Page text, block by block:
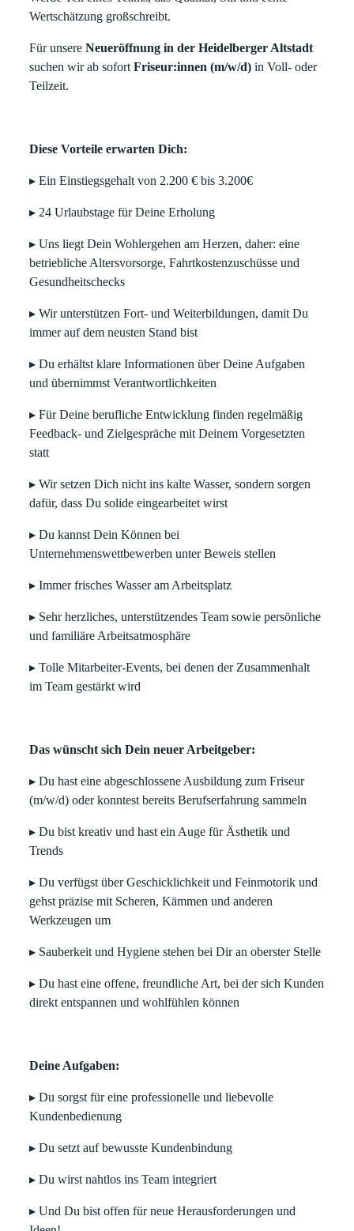
Wertschätzung großschreibt.
Für unsereNeueröffnung in der Heidelberger Altstadt
suchen wir ab sofortFriseur:innen (m/w/d) in Voll- oder
Teilzeit.
Diese Vorteile erwarten Dich:
▸ Ein Einstiegsgehalt von 2.200 € bis 3.200€
▸ 24 Urlaubstage für Deine Erholung
▸ Uns liegt Dein Wohlergehen am Herzen, daher: eine
betriebliche Altersvorsorge, Fahrtkostenzuschüsse und
Gesundheitschecks
▸ Wir unterstützen Fort- und Weiterbildungen, damit Du
immer auf dem neusten Stand bist
▸ Du erhältst klare Informationen über Deine Aufgaben
und übernimmst Verantwortlichkeiten
▸ Für Deine berufliche Entwicklung finden regelmäßig
Feedback- und Zielgespräche mit Deinem Vorgesetzten
statt
▸ Wir setzen Dich nicht ins kalte Wasser, sondern sorgen
dafür, dass Du solide eingearbeitet wirst
▸ Du kannst Dein Können bei
Unternehmenswettbewerben unter Beweis stellen
▸ Immer frisches Wasser am Arbeitsplatz
▸ Sehr herzliches, unterstützendes Team sowie persönliche
und familiäre Arbeitsatmosphäre
▸ Tolle Mitarbeiter-Events, bei denen der Zusammenhalt
im Team gestärkt wird
Das wünscht sich Dein neuer Arbeitgeber:
▸ Du hast eine abgeschlossene Ausbildung zum Friseur
(m/w/d) oder konntest bereits Berufserfahrung sammeln
▸ Du bist kreativ und hast ein Auge für Ästhetik und
Trends
▸ Du verfügst über Geschicklichkeit und Feinmotorik und
gehst präzise mit Scheren, Kämmen und anderen
Werkzeugen um
▸ Sauberkeit und Hygiene stehen bei Dir an oberster Stelle
▸ Du hast eine offene, freundliche Art, bei der sich Kunden
direkt entspannen und wohlfühlen können
Deine Aufgaben:
▸ Du sorgst für eine professionelle und liebevolle
Kundenbedienung
▸ Du setzt auf bewusste Kundenbindung
▸ Du wirst nahtlos ins Team integriert
▸ Und Du bist offen für neue Herausforderungen und